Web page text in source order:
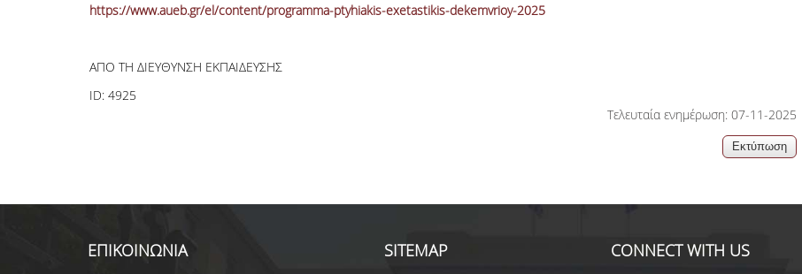
https://www.aueb.gr/el/content/programma-ptyhiakis-exetastikis-dekemvrioy-2025
ΑΠΟ ΤΗ ΔΙΕΥΘΥΝΣΗ ΕΚΠΑΙΔΕΥΣΗΣ
ID: 4925
Τελευταία ενημέρωση: 07-11-2025
ΕΠΙΚΟΙΝΩΝΙΑ SITEMAP CONNECT WITH US